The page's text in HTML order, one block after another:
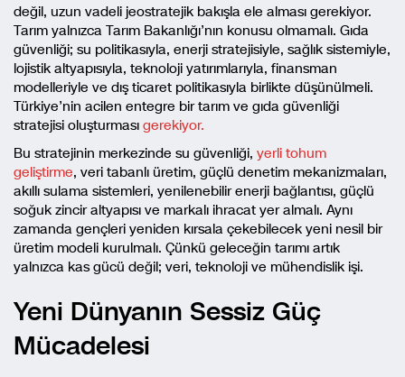
değil, uzun vadeli jeostratejik bakışla ele alması gerekiyor.
Tarım yalnızca Tarım Bakanlığı’nın konusu olmamalı. Gıda
güvenliği; su politikasıyla, enerji stratejisiyle, sağlık sistemiyle,
lojistik altyapısıyla, teknoloji yatırımlarıyla, finansman
modelleriyle ve dış ticaret politikasıyla birlikte düşünülmeli.
Türkiye’nin acilen entegre bir tarım ve gıda güvenliği
stratejisi oluşturması gerekiyor.
Bu stratejinin merkezinde su güvenliği, yerli tohum
geliştirme, veri tabanlı üretim, güçlü denetim mekanizmaları,
akıllı sulama sistemleri, yenilenebilir enerji bağlantısı, güçlü
soğuk zincir altyapısı ve markalı ihracat yer almalı. Aynı
zamanda gençleri yeniden kırsala çekebilecek yeni nesil bir
üretim modeli kurulmalı. Çünkü geleceğin tarımı artık
yalnızca kas gücü değil; veri, teknoloji ve mühendislik işi.
Yeni Dünyanın Sessiz Güç
Mücadelesi